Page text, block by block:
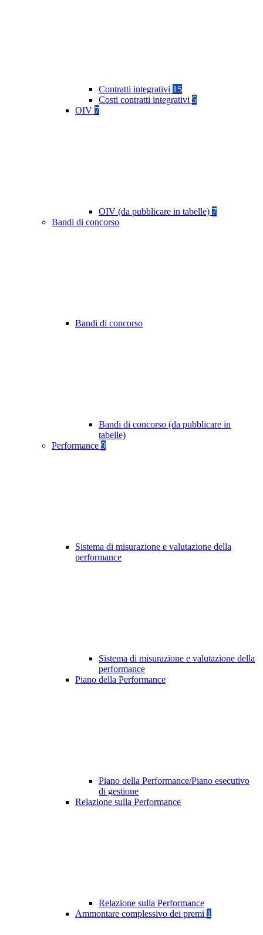
Contratti integrativi 15
Costi contratti integrativi 5
OIV 7
OIV (da pubblicare in tabelle) 7
Bandi di concorso
Bandi di concorso
Bandi di concorso (da pubblicare in
tabelle)
Performance 9
Sistema di misurazione e valutazione della
performance
Sistema di misurazione e valutazione della
performance
Piano della Performance
Piano della Performance/Piano esecutivo
di gestione
Relazione sulla Performance
Relazione sulla Performance
Ammontare complessivo dei premi 1